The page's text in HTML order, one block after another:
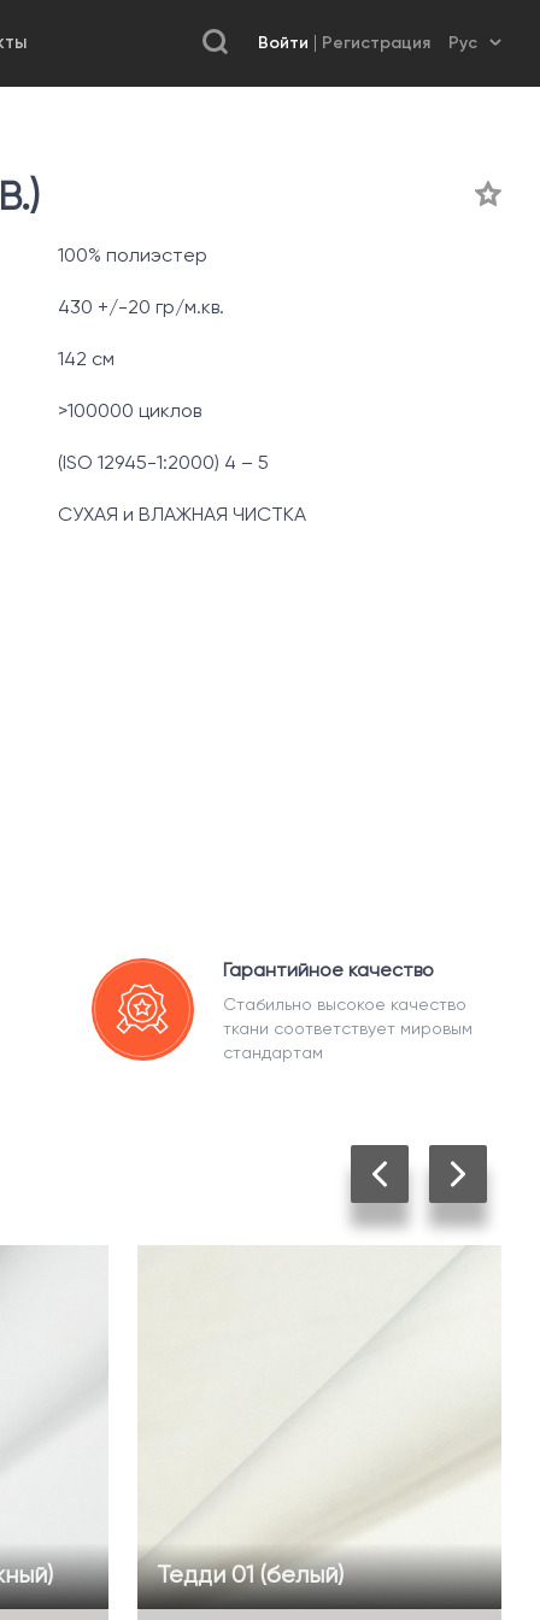
Войти Регистрация
100% полиэстер
430 +/-20 гр/м.кв.
142 см
>100000 циклов
(ISO 12945-1:2000) 4 – 5
СУХАЯ и ВЛАЖНАЯ ЧИСТКА
Гарантийное качество
Стабильно высокое качество
ткани соответствует мировым
стандартам
Тедди 01 (белый)